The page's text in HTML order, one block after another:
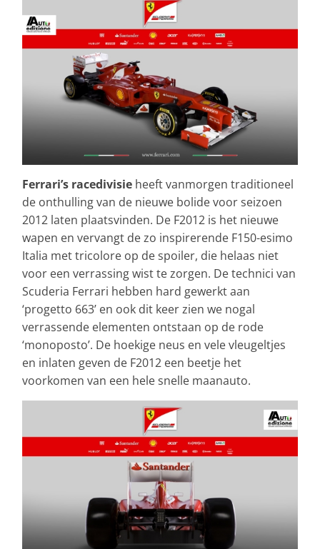
Ferrari’s racedivisie heeft vanmorgen traditioneel
de onthulling van de nieuwe bolide voor seizoen
2012 laten plaatsvinden. De F2012 is het nieuwe
wapen en vervangt de zo inspirerende F150-esimo
Italia met tricolore op de spoiler, die helaas niet
voor een verrassing wist te zorgen. De technici van
Scuderia Ferrari hebben hard gewerkt aan
‘progetto 663’ en ook dit keer zien we nogal
verrassende elementen ontstaan op de rode
‘monoposto’. De hoekige neus en vele vleugeltjes
en inlaten geven de F2012 een beetje het
voorkomen van een hele snelle maanauto.